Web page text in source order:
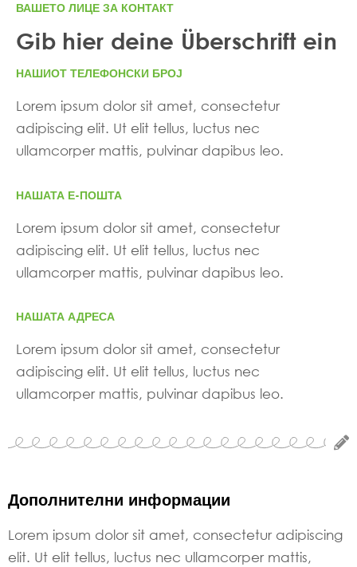
ВАШЕТО ЛИЦЕ ЗА КОНТАКТ
Gib hier deine Überschrift ein
НАШИОТ ТЕЛЕФОНСКИ БРОЈ
Lorem ipsum dolor sit amet, consectetur
adipiscing elit. Ut elit tellus, luctus nec
ullamcorper mattis, pulvinar dapibus leo.
НАШАТА Е-ПОШТА
Lorem ipsum dolor sit amet, consectetur
adipiscing elit. Ut elit tellus, luctus nec
ullamcorper mattis, pulvinar dapibus leo.
НАШАТА АДРЕСА
Lorem ipsum dolor sit amet, consectetur
adipiscing elit. Ut elit tellus, luctus nec
ullamcorper mattis, pulvinar dapibus leo.
Дополнителни информации
Lorem ipsum dolor sit amet, consectetur adipiscing
elit. Ut elit tellus, luctus nec ullamcorper mattis,